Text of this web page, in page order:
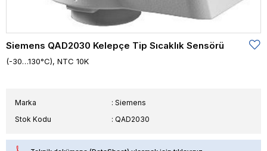
Siemens QAD2030 Kelepçe Tip Sıcaklık Sensörü
(-30…130°C), NTC 10K
Marka : Siemens
Stok Kodu
QAD2030